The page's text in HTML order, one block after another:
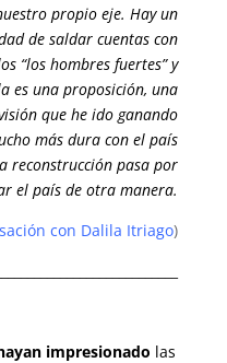
propio eje. Hay un
de saldar cuentas con
“los hombres fuertes” y
es una proposición, una
que he ido ganando
más dura con el país
reconstrucción pasa por
el país de otra manera.
con Dalila Itriago)
impresionado las